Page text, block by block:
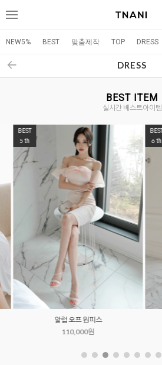
메
NEW5% BEST 맞춤제작 TOP DRESS
DRESS
BEST ITEM
실시간 베스트아이템
BEST
알럽 오프 원피스
110,000원
BEST
6